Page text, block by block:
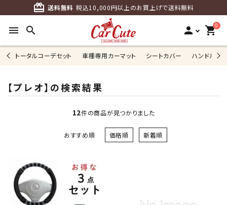
card_giftcard 送料無料 税込10,000円以上のお買上げで送料無料
menu search person 0
shopping_cart
トータルコーデセット 車種専用カーマット シートカバー ハンドルカ
【プレオ】の検索結果
12件の商品が見つかりました
おすすめ順 価格順 新着順